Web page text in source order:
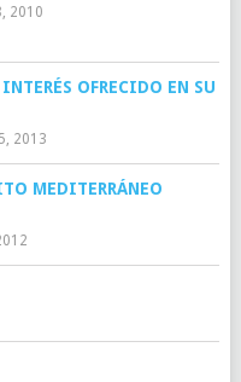
2010
OFRECIDO EN SU
2013
MEDITERRÁNEO